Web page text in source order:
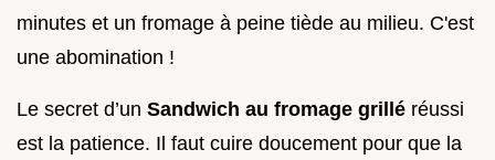
minutes et un fromage à peine tiède au milieu. C'est
une abomination !
Le secret d’un Sandwich au fromage grillé réussi
est la patience. Il faut cuire doucement pour que la